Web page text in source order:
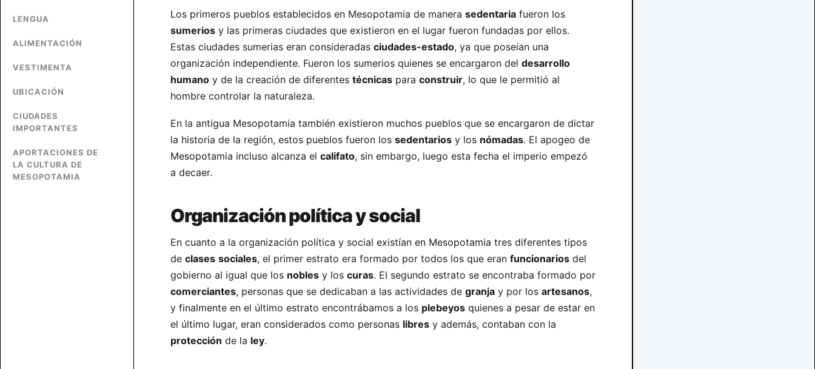
LENGUA
ALIMENTACIÓN
VESTIMENTA
UBICACIÓN
CIUDADES
IMPORTANTES
APORTACIONES DE
LA CULTURA DE
MESOPOTAMIA
Los primeros pueblos establecidos en Mesopotamia de manera sedentaria fueron los
sumerios y las primeras ciudades que existieron en el lugar fueron fundadas por ellos.
Estas ciudades sumerias eran consideradas ciudades-estado, ya que poseían una
organización independiente. Fueron los sumerios quienes se encargaron del desarrollo
humano y de la creación de diferentes técnicas para construir, lo que le permitió al
hombre controlar la naturaleza.
En la antigua Mesopotamia también existieron muchos pueblos que se encargaron de dictar
la historia de la región, estos pueblos fueron los sedentarios y los nómadas. El apogeo de
Mesopotamia incluso alcanza el califato, sin embargo, luego esta fecha el imperio empezó
a decaer.
Organización política y social
En cuanto a la organización política y social existían en Mesopotamia tres diferentes tipos
de clases sociales, el primer estrato era formado por todos los que eran funcionarios del
gobierno al igual que los nobles y los curas. El segundo estrato se encontraba formado por
comerciantes, personas que se dedicaban a las actividades de granja y por los artesanos,
y finalmente en el último estrato encontrábamos a los plebeyos quienes a pesar de estar en
el último lugar, eran considerados como personas libres y además, contaban con la
protección de la ley.